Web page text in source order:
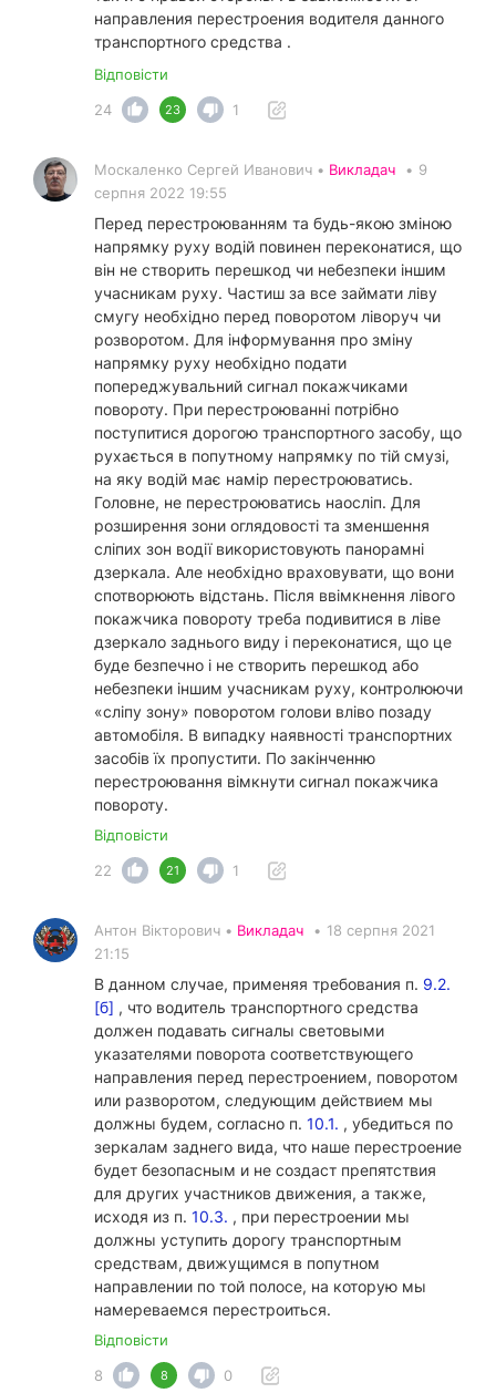
направления перестроения водителя данного
транспортного средства .
Відповісти
24
23 1
Москаленко Сергей Иванович • Викладач • 9
серпня 2022 19:55
Перед перестроюванням та будь-якою зміною
напрямку руху водій повинен переконатися, що
він не створить перешкод чи небезпеки іншим
учасникам руху. Частиш за все займати ліву
смугу необхідно перед поворотом ліворуч чи
розворотом. Для інформування про зміну
напрямку руху необхідно подати
попереджувальний сигнал покажчиками
повороту. При перестроюванні потрібно
поступитися дорогою транспортного засобу, що
рухається в попутному напрямку по тій смузі,
на яку водій має намір перестроюватись.
Головне, не перестроюватись наосліп. Для
розширення зони оглядовості та зменшення
сліпих зон водії використовують панорамні
дзеркала. Але необхідно враховувати, що вони
спотворюють відстань. Після ввімкнення лівого
покажчика повороту треба подивитися в ліве
дзеркало заднього виду і переконатися, що це
буде безпечно і не створить перешкод або
небезпеки іншим учасникам руху, контролюючи
«сліпу зону» поворотом голови вліво позаду
автомобіля. В випадку наявності транспортних
засобів їх пропустити. По закінченню
перестроювання вімкнути сигнал покажчика
повороту.
Відповісти
22
21 1
Антон Вікторович • Викладач • 18 серпня 2021
21:15
В данном случае, применяя требования п. 9.2.
[б] , что водитель транспортного средства
должен подавать сигналы световыми
указателями поворота соответствующего
направления перед перестроением, поворотом
или разворотом, следующим действием мы
должны будем, согласно п. 10.1. , убедиться по
зеркалам заднего вида, что наше перестроение
будет безопасным и не создаст препятствия
для других участников движения, а также,
исходя из п. 10.3. , при перестроении мы
должны уступить дорогу транспортным
средствам, движущимся в попутном
направлении по той полосе, на которую мы
намереваемся перестроиться.
Відповісти
8
8 0